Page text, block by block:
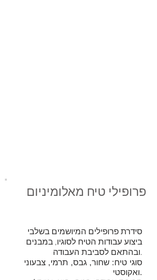
פרופילי טיח מאלומיניום
סידרת פרופילים המיושמים בשלבי
ביצוע עבודות הטיח לסוגיו, במבנים
ובהתאםלסביבת העבודה.
סוגי טיח: שחור, גבס, תרמי, צבעוני
ואקוסטי.